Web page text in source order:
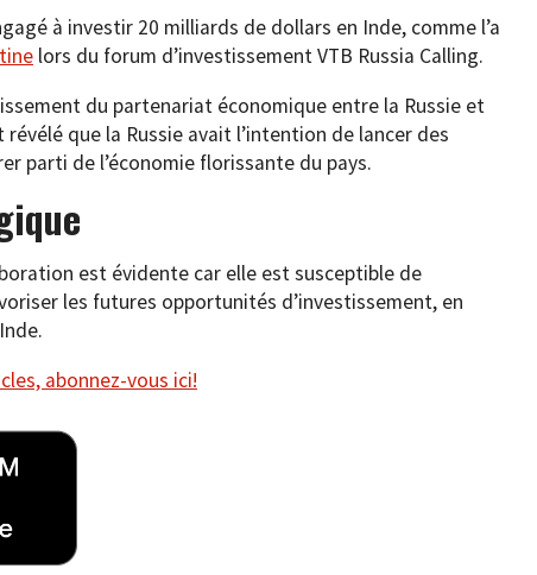
à investir 20 milliards de dollars en Inde, comme l’a
lors du forum d’investissement VTB Russia Calling.
du partenariat économique entre la Russie et
que la Russie avait l’intention de lancer des
parti de l’économie florissante du pays.
est évidente car elle est susceptible de
les futures opportunités d’investissement, en
abonnez-vous ici!